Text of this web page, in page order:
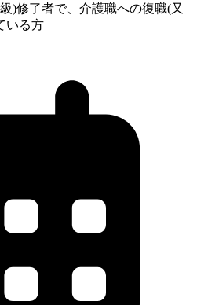
)修了者で、介護職への復職(又
いる方